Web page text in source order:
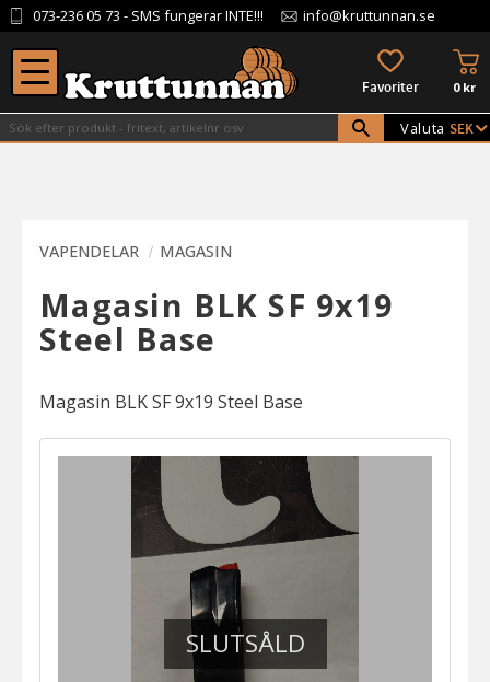
Meny
073-236 05 73 - SMS fungerar INTE!!! info@kruttunnan.se
FAVORITER 0kr
Valuta
VAPENDELAR MAGASIN
Magasin BLK SF 9x19
Steel Base
Magasin BLK SF 9x19 Steel Base
SLUTSÅLD